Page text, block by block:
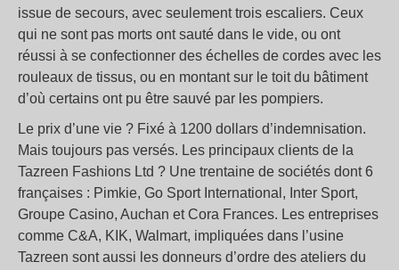
issue de secours, avec seulement trois escaliers. Ceux
qui ne sont pas morts ont sauté dans le vide, ou ont
réussi à se confectionner des échelles de cordes avec les
rouleaux de tissus, ou en montant sur le toit du bâtiment
d’où certains ont pu être sauvé par les pompiers.
Le prix d’une vie ? Fixé à 1200 dollars d’indemnisation.
Mais toujours pas versés. Les principaux clients de la
Tazreen Fashions Ltd ? Une trentaine de sociétés dont 6
françaises : Pimkie, Go Sport International, Inter Sport,
Groupe Casino, Auchan et Cora Frances. Les entreprises
comme C&A, KIK, Walmart, impliquées dans l’usine
Tazreen sont aussi les donneurs d’ordre des ateliers du